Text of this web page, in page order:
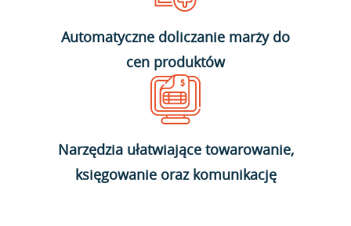
Automatyczne doliczanie marży do
cen produktów
Narzędzia ułatwiające towarowanie,
księgowanie oraz komunikację